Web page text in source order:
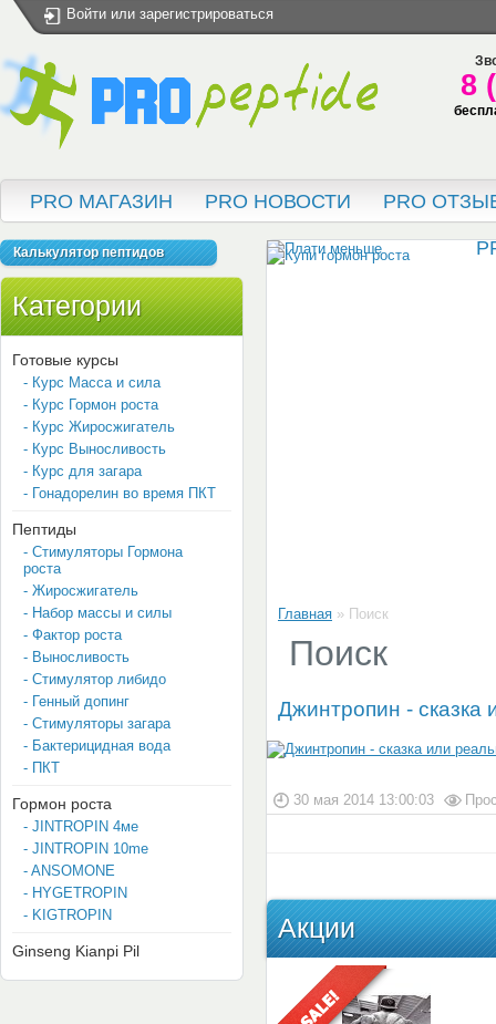
Войти или зарегистрироваться
8
PRO МАГАЗИН PRO НОВОСТИ PRO
Калькулятор пептидов
Категории
Готовые курсы
- Курс Масса и сила
- Курс Гормон роста
- Курс Жиросжигатель
- Курс Выносливость
- Курс для загара
- Гонадорелин во время ПКТ
Пептиды
- Стимуляторы Гормона
роста
- Жиросжигатель
- Набор массы и силы
- Фактор роста
- Выносливость
- Стимулятор либидо
- Генный допинг
- Стимуляторы загара
- Бактерицидная вода
- ПКТ
Гормон роста
- JINTROPIN 4мe
- JINTROPIN 10me
- ANSOMONE
- HYGETROPIN
- KIGTROPIN
Ginseng Kianpi Pil
Главная » Поиск
Поиск
Джинтропин - сказка
30 мая 2014 13:00:03
Акции